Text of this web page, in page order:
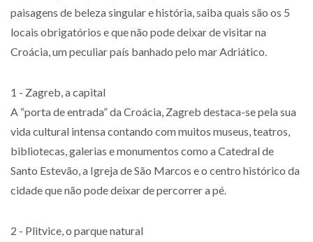
paisagens de beleza singular e história, saiba quais são os 5
locais obrigatórios e que não pode deixar de visitar na
Croácia, um peculiar país banhado pelo mar Adriático.
1 - Zagreb, a capital
A “porta de entrada” da Croácia, Zagreb destaca-se pela sua
vida cultural intensa contando com muitos museus, teatros,
bibliotecas, galerias e monumentos como a Catedral de
Santo Estevão, a Igreja de São Marcos e o centro histórico da
cidade que não pode deixar de percorrer a pé.
2 - Plitvice, o parque natural